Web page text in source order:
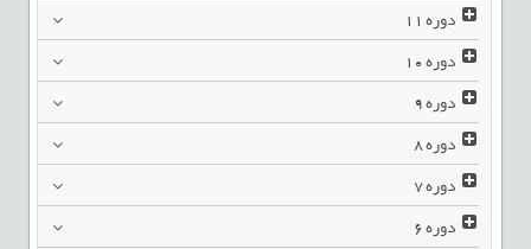
دوره11
دوره10
دوره9
دوره8
دوره7
دوره6